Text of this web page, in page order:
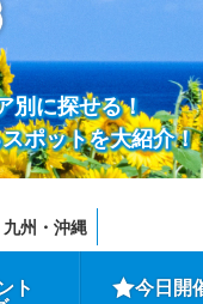
別に探せる！
ポットを大紹介！
九州・沖縄
ト 今日開